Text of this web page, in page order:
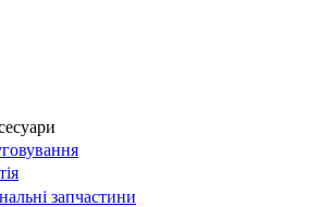
запчастини